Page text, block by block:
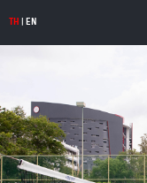
TH|EN